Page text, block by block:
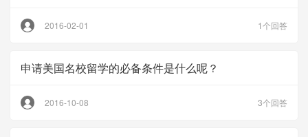
2016-02-01 1个回答
申请美国名校留学的必备条件是什么呢？
2016-10-08 3个回答